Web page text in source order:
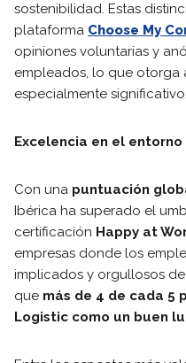
sostenibilidad. Estas
plataforma Choose My
opiniones voluntarias y
empleados, lo que otorga
especialmente significativo.
Excelencia en el
Con una puntuación
Ibérica ha superado el
certificación Happy at
empresas donde los
implicados y orgullosos
que más de 4 de cada 5
Logistic como un buen